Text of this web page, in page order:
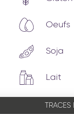
Oeufs
Soja
Lait
TRACES